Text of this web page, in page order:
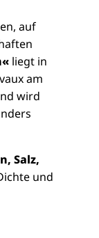
, auf
liegt in
am
wird
Salz,
und
die